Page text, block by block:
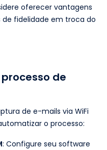
oferecer vantagens
fidelidade em troca do
de
de e-mails via WiFi
o processo:
: Configure seu software